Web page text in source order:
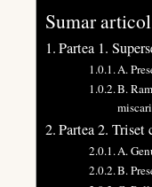
Sumar
Partea 1.
A.
B.
Partea 2. Triset
A.
B.